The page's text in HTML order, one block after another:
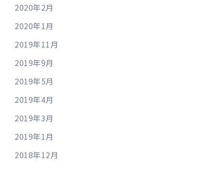
2020年2月
2020年1月
2019年11月
2019年9月
2019年5月
2019年4月
2019年3月
2019年1月
2018年12月